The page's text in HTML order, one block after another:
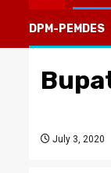
DPM-PEMDES
July 3, 2020